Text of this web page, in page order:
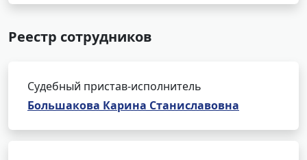
Реестр сотрудников
Судебный пристав-исполнитель
Большакова Карина Станиславовна